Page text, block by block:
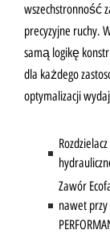
wszechstronność
precyzyjne ruchy.
samą logikę
dla każdego
optymalizacji
Zawór
nawet